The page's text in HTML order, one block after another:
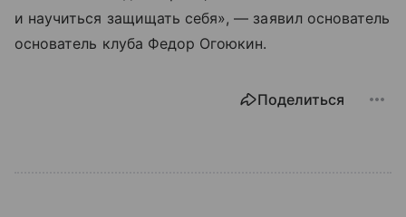
и научиться защищать себя», — заявил основатель
основатель клуба Федор Огоюкин.
Поделиться